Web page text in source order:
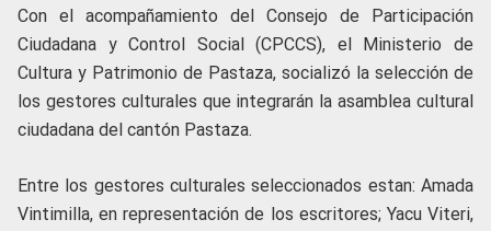
Con el acompañamiento del Consejo de Participación
Ciudadana y Control Social (CPCCS), el Ministerio de
Cultura y Patrimonio de Pastaza, socializó la selección de
los gestores culturales que integrarán la asamblea cultural
ciudadana del cantón Pastaza.
Entre los gestores culturales seleccionados estan: Amada
Vintimilla, en representación de los escritores; Yacu Viteri,